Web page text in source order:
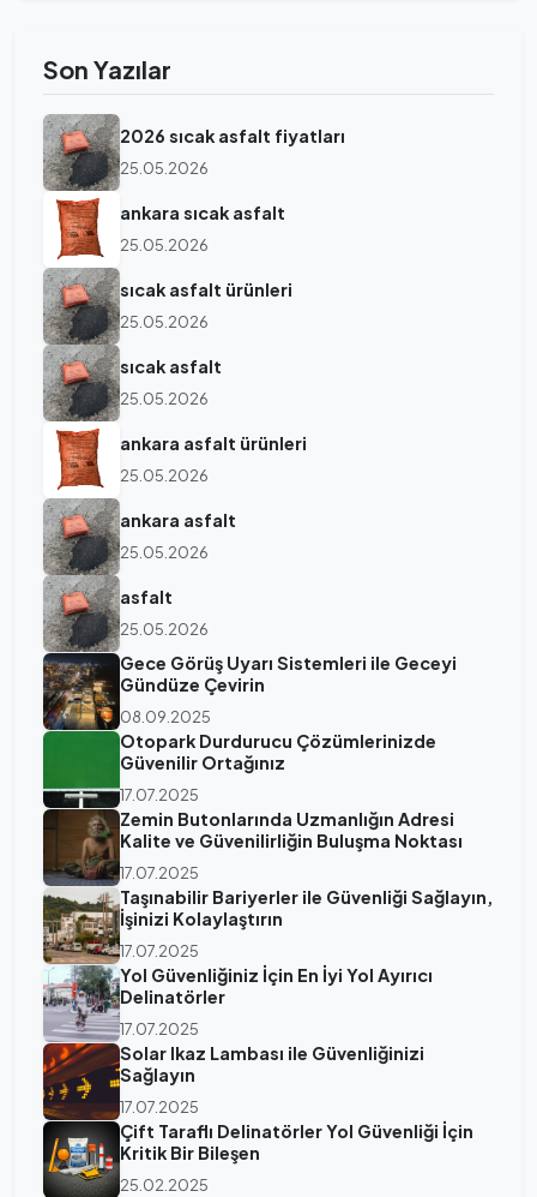
Son Yazılar
2026 sıcak asfalt fiyatları
25.05.2026
ankara sıcak asfalt
25.05.2026
sıcak asfalt ürünleri
25.05.2026
sıcak asfalt
25.05.2026
ankara asfalt ürünleri
25.05.2026
ankara asfalt
25.05.2026
asfalt
25.05.2026
Gece Görüş Uyarı Sistemleri ile Geceyi
Gündüze Çevirin
08.09.2025
Otopark Durdurucu Çözümlerinizde
Güvenilir Ortağınız
17.07.2025
Zemin Butonlarında Uzmanlığın Adresi
Kalite ve Güvenilirliğin Buluşma Noktası
17.07.2025
Taşınabilir Bariyerler ile Güvenliği Sağlayın,
İşinizi Kolaylaştırın
17.07.2025
Yol Güvenliğiniz İçin En İyi Yol Ayırıcı
Delinatörler
17.07.2025
Solar Ikaz Lambası ile Güvenliğinizi
Sağlayın
17.07.2025
Çift Taraflı Delinatörler Yol Güvenliği İçin
Kritik Bir Bileşen
25.02.2025